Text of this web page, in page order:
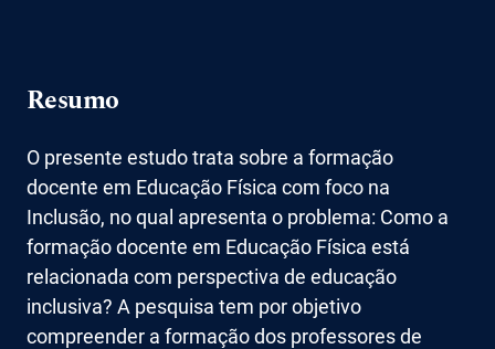
Resumo
O presente estudo trata sobre a formação
docente em Educação Física com foco na
Inclusão, no qual apresenta o problema: Como a
formação docente em Educação Física está
relacionada com perspectiva de educação
inclusiva? A pesquisa tem por objetivo
compreender a formação dos professores de